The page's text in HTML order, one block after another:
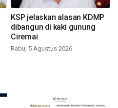
KSP jelaskan alasan KDMP
dibangun di kaki gunung
Ciremai
Rabu, 5 Agustus 2026